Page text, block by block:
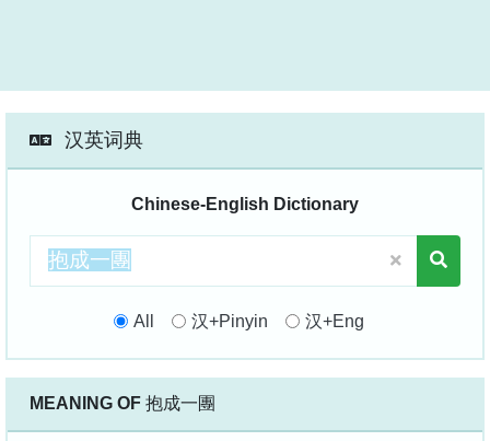
汉英词典
Chinese-English Dictionary
All 汉+Pinyin 汉+Eng
MEANING OF 抱成一團